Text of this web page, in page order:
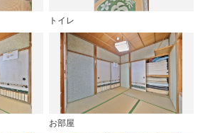
トイレ
お部屋